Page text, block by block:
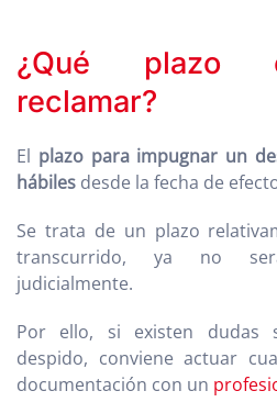
¿Qué plazo
reclamar?
El plazo para impugnar un
hábiles desde la fecha de
Se trata de un plazo
transcurrido, ya no
judicialmente.
Por ello, si existen dudas
despido, conviene actuar
documentación con un